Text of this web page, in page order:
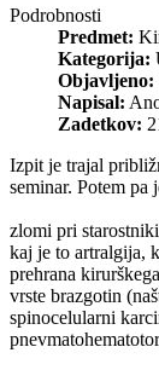
Podrobnosti
Predmet:
Kategorija:
Objavljeno:
Napisal:
Zadetkov:
Izpit je trajal
seminar. Potem pa
zlomi pri
kaj je to artralgija,
prehrana
vrste brazgotin
spinocelularni